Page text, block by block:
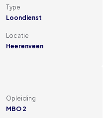
Type
Loondienst
Locatie
Heerenveen
Opleiding
MBO 2